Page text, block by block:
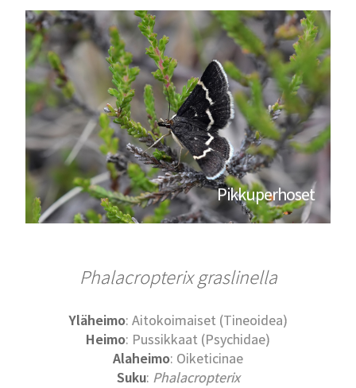
Pikkuperhoset
Phalacropterix graslinella
Yläheimo: Aitokoimaiset (Tineoidea)
Heimo: Pussikkaat (Psychidae)
Alaheimo: Oiketicinae
Suku: Phalacropterix